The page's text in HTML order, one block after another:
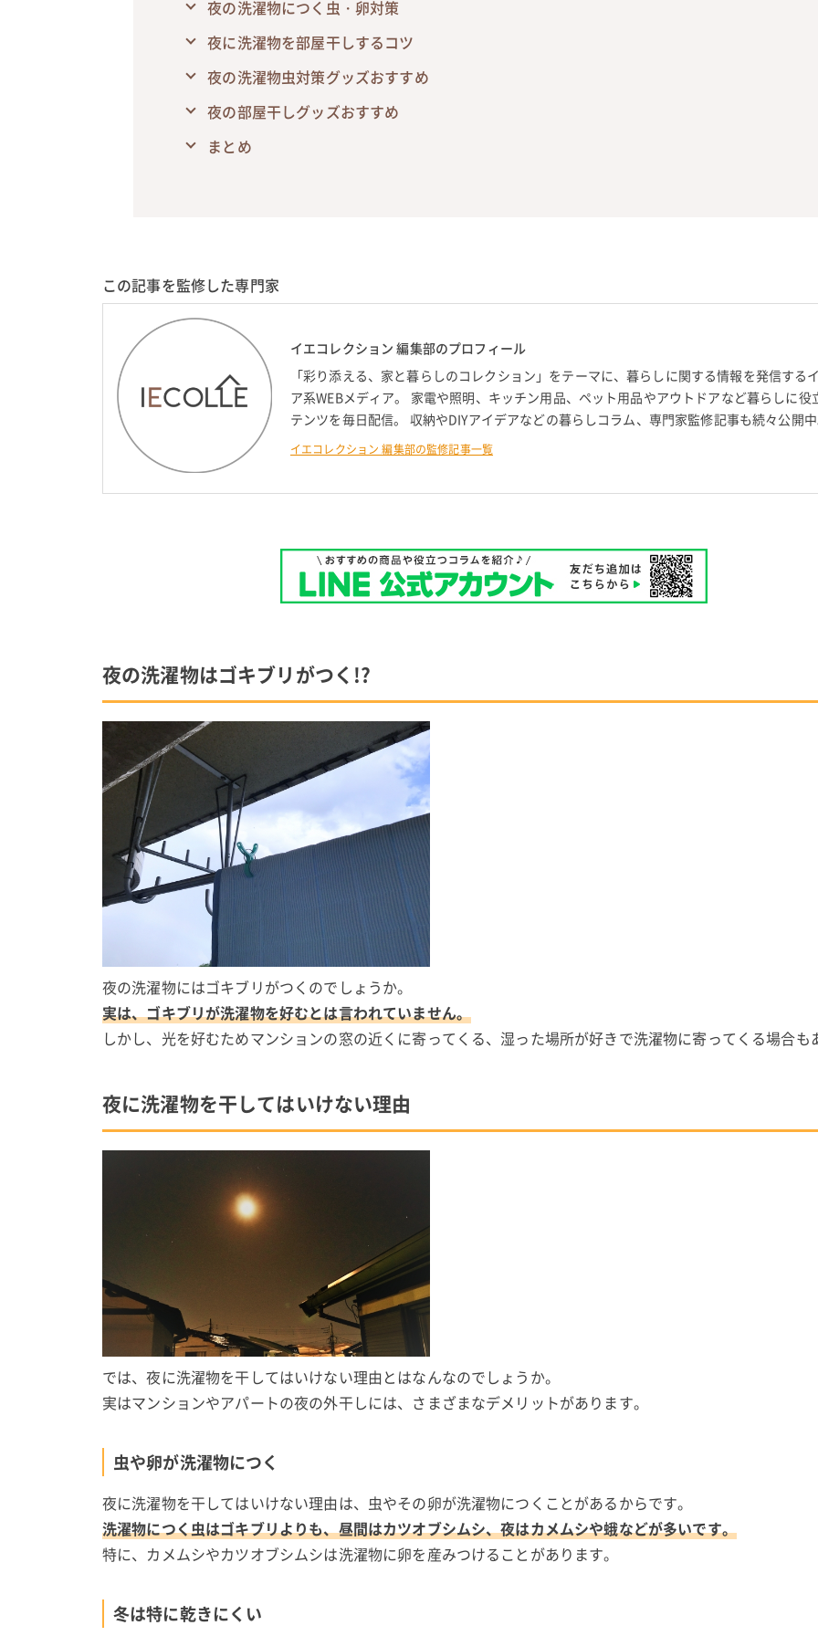
夜の洗濯物につく虫・卵対策
夜に洗濯物を部屋干しするコツ
夜の洗濯物虫対策グッズおすすめ
夜の部屋干しグッズおすすめ
まとめ
この記事を監修した専門家
イエコレクション 編集部のプロフィール
「彩り添える、家と暮らしのコレクション」をテーマに、暮らしに関する情報を発信する
ア系WEBメディア。 家電や照明、キッチン用品、ペット用品やアウトドアなど暮らしに役
テンツを毎日配信。 収納やDIYアイデアなどの暮らしコラム、専門家監修記事も続々公開
イエコレクション 編集部の監修記事一覧
夜の洗濯物はゴキブリがつく!?
夜の洗濯物にはゴキブリがつくのでしょうか。
実は、ゴキブリが洗濯物を好むとは言われていません。
しかし、光を好むためマンションの窓の近くに寄ってくる、湿った場所が好きで洗濯物に寄ってくる場合も
夜に洗濯物を干してはいけない理由
では、夜に洗濯物を干してはいけない理由とはなんなのでしょうか。
実はマンションやアパートの夜の外干しには、さまざまなデメリットがあります。
虫や卵が洗濯物につく
夜に洗濯物を干してはいけない理由は、虫やその卵が洗濯物につくことがあるからです。
洗濯物につく虫はゴキブリよりも、昼間はカツオブシムシ、夜はカメムシや蛾などが多いです。
特に、カメムシやカツオブシムシは洗濯物に卵を産みつけることがあります。
冬は特に乾きにくい